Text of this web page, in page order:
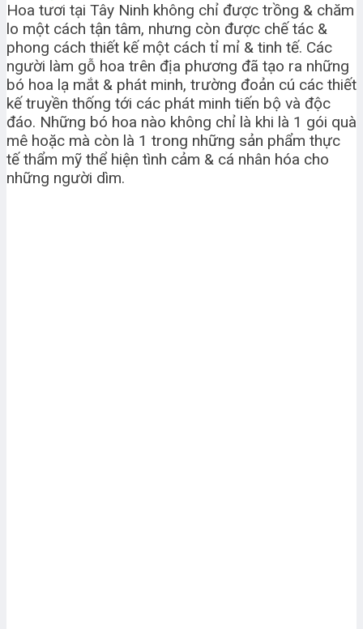
Hoa tươi tại Tây Ninh không chỉ được trồng & chăm
lo một cách tận tâm, nhưng còn được chế tác &
phong cách thiết kế một cách tỉ mỉ & tinh tế. Các
người làm gỗ hoa trên địa phương đã tạo ra những
bó hoa lạ mắt & phát minh, trường đoản cú các thiết
kế truyền thống tới các phát minh tiến bộ và độc
đáo. Những bó hoa nào không chỉ là khi là 1 gói quà
mê hoặc mà còn là 1 trong những sản phẩm thực
tế thẩm mỹ thể hiện tình cảm & cá nhân hóa cho
những người dìm.